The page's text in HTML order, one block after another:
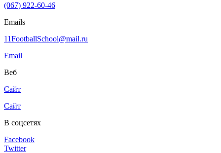
(067) 922-60-46
Emails
11FootballSchool@mail.ru
Email
Веб
Сайт
Сайт
В соцсетях
Facebook
Twitter